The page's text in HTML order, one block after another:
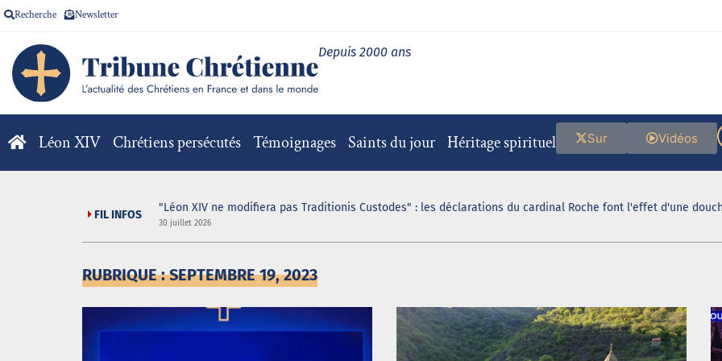
Recherche Newsletter
Depuis 2000 ans
Léon XIV Chrétiens persécutés Témoignages Saints du jour Héritage spirituel Vidéos
Sur
FIL INFOS "Léon XIV ne modifiera pas Traditionis Custodes" : les déclarations du cardinal Roche font l'effet d'une
30 juillet 2026
RUBRIQUE : SEPTEMBRE 19, 2023